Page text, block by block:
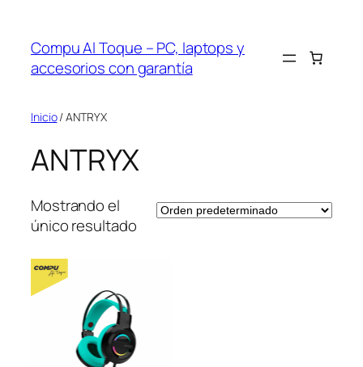
contenido
Compu Al Toque – PC, laptops y
accesorios con garantía
Inicio/ ANTRYX
ANTRYX
Mostrando el
único resultado